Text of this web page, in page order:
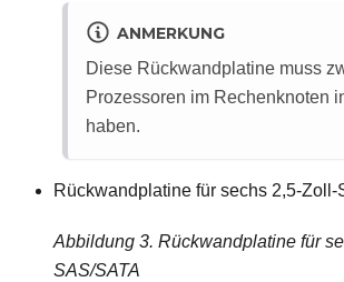
ANMERKUNG
Diese Rückwandplatine muss
Prozessoren im Rechenknoten
haben.
Rückwandplatine für sechs 2,5-Zoll-
Abbildung 3. Rückwandplatine für
SAS/SATA